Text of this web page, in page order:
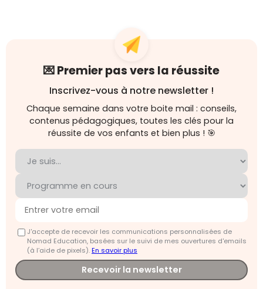
💌 Premier pas vers la réussite
Inscrivez-vous à notre newsletter !
Chaque semaine dans votre boite mail : conseils,
contenus pédagogiques, toutes les clés pour la
réussite de vos enfants et bien plus ! 🎯
J'accepte de recevoir les communications personnalisées de
Nomad Education, basées sur le suivi de mes ouvertures d'emails
(à l’aide de pixels).En savoir plus
Recevoir la newsletter